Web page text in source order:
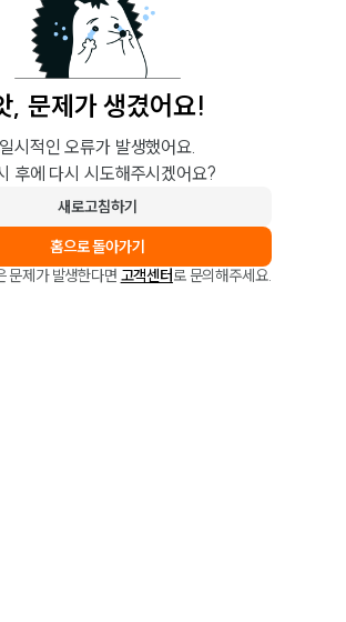
, 문제가 생겼어요!
일시적인 오류가 발생했어요.
후에 다시 시도해주시겠어요?
새로고침하기
홈으로 돌아가기
문제가 발생한다면 고객센터로 문의해주세요.